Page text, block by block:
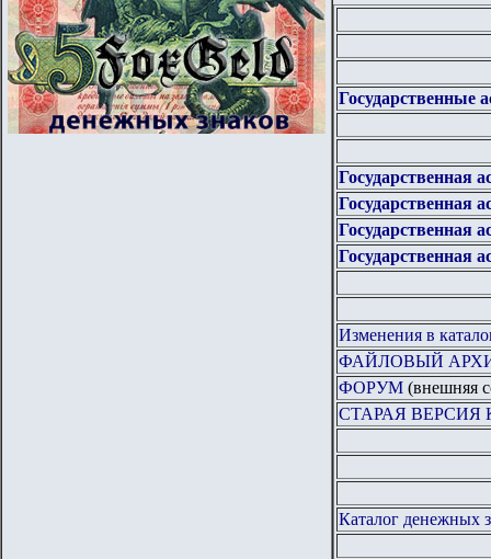
Государственные
Государственная
Государственная
Государственная
Государственная
Изменения в
ФАЙЛОВЫЙ
ФОРУМ (внешняя
СТАРАЯ ВЕРСИЯ
Каталог денежных